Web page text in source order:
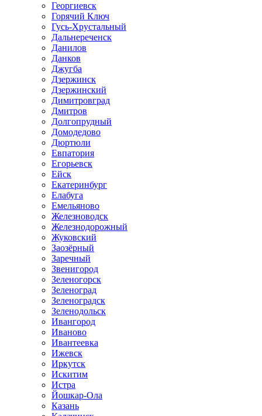
Георгиевск
Горячий Ключ
Гусь-Хрустальный
Дальнереченск
Данилов
Данков
Джугба
Дзержинск
Дзержинский
Димитровград
Дмитров
Долгопрудный
Домодедово
Дюртюли
Евпатория
Егорьевск
Ейск
Екатеринбург
Елабуга
Емельяново
Железноводск
Железнодорожный
Жуковский
Заозёрный
Заречный
Звенигород
Зеленогорск
Зеленоград
Зеленоградск
Зеленодольск
Ивангород
Иваново
Ивантеевка
Ижевск
Иркутск
Искитим
Истра
Йошкар-Ола
Казань